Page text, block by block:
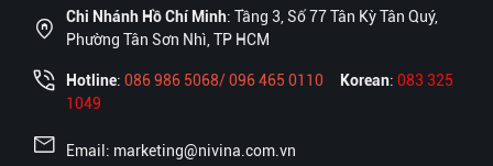
Chi Nhánh Hồ Chí Minh: Tầng 3, Số 77 Tân Kỳ Tân Quý,
Phường Tân Sơn Nhì, TP HCM
Hotline: 086 986 5068/ 096 465 0110 Korean: 083 325
1049
Email: marketing@nivina.com.vn